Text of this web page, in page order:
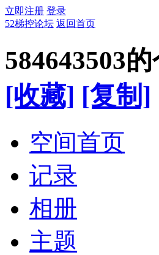
立即注册 登录
52梯控论坛 返回首页
584643503
[收藏] [复制]
空间首页
记录
相册
主题